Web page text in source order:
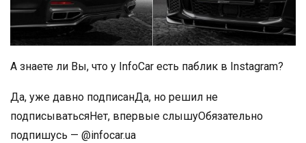
А знаете ли Вы, что у InfoCar есть паблик в Instagram?
Да, уже давно подписанДа, но решил не
подписыватьсяНет, впервые слышуОбязательно
подпишусь — @infocar.ua